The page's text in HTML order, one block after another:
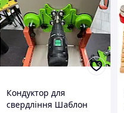
Кондуктор для
свердління Шаблон